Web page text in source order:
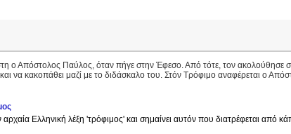
ο Απόστολος Παύλος, όταν πήγε στην Έφεσο. Από τότε, τον ακολούθησε
να κακοπάθει μαζί με το διδάσκαλο του. Στόν Τρόφιμο αναφέρεται ο
Ελληνική λέξη 'τρόφιμος' και σημαίνει αυτόν που διατρέφεται από